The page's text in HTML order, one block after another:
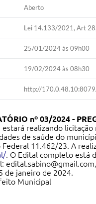
Aberto
Lei 14.133/2021, Art
25/01/2024 às 09h00
19/02/2024 às 08h30
http://
nº 03/2024 -
realizando licitação
de saúde do
11.462/23. A
. O Edital completo está
edital.sabino@gmail.com,
de janeiro de 2024.
Municipal